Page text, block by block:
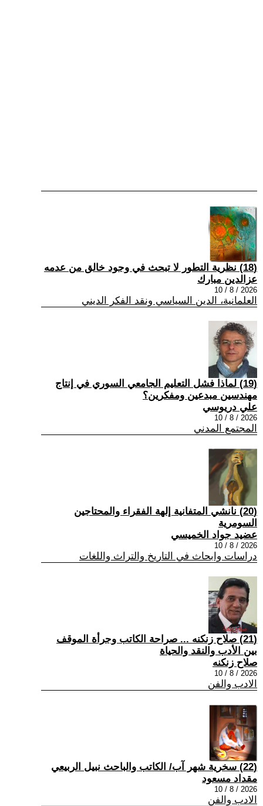
(18) نظرية التطور لا تبحث في وجود خالق من عدمه
عزالدين مبارك
2026 / 8 / 10
العلمانية، الدين السياسي ونقد الفكر الديني
(19) لماذا فشل التعليم الجامعي السوري في إنتاج
مهندسين مبدعين ومفكرين؟
علي دريوسي
2026 / 8 / 10
المجتمع المدني
(20) نانشي المتفانية إلهة الفقراء والمحتاجين
السومرية
عضيد جواد الخميسي
2026 / 8 / 10
دراسات وابحاث في التاريخ والتراث واللغات
(21) صلاح زنكنه ... صراحة الكاتب وجرأة الموقف
بين الأدب والنقد والحياة
صلاح زنكنه
2026 / 8 / 10
الادب والفن
(22) سخرية شهر آب/ الكاتب والباحث نبيل الربيعي
مقداد مسعود
2026 / 8 / 10
الادب والفن